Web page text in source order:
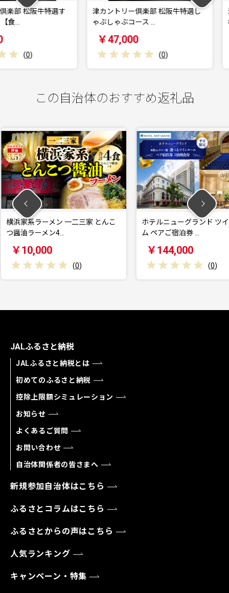
牛特選す
津カントリー倶楽部 松阪牛特選し
ゃぶしゃぶコース …
￥47,000
(0 )
津カント
板焼コー
この自治体のおすすめ返礼品
家 とんこ
ホテルニューグランド ツインルー
Victor
JALふるさと納税
JALふるさと納税とは
初めてのふるさと納税
控除上限額シミュレーション
お知らせ
よくあるご質問
お問い合わせ
自治体関係者の皆さまへ
新規参加自治体はこちら
ふるさとコラムはこちら
ふるさとからの声はこちら
人気ランキング
キャンペーン・特集